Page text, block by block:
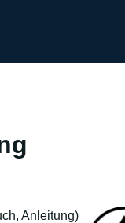
Anleitung)